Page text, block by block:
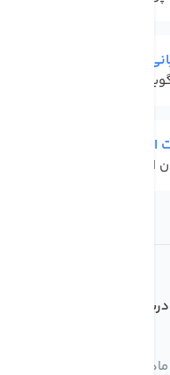
سریع
سریع به تماس‌ها و پیام‌ها
اصل بودن کالا
از خرید کالای اورجینال
درباره فروشگاه